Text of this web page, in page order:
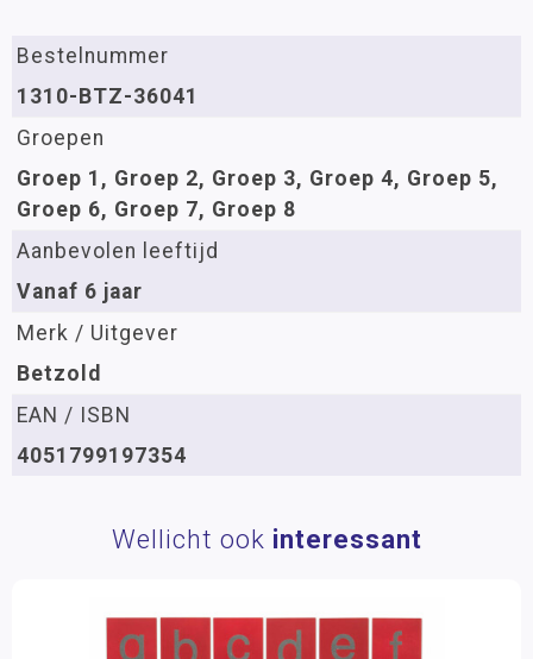
Bestelnummer
1310-BTZ-36041
Groepen
Groep 1, Groep 2, Groep 3, Groep 4, Groep 5,
Groep 6, Groep 7, Groep 8
Aanbevolen leeftijd
Vanaf 6 jaar
Merk / Uitgever
Betzold
EAN / ISBN
4051799197354
Wellicht ook interessant